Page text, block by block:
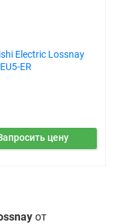
Electric Lossnay
ER
цену
от